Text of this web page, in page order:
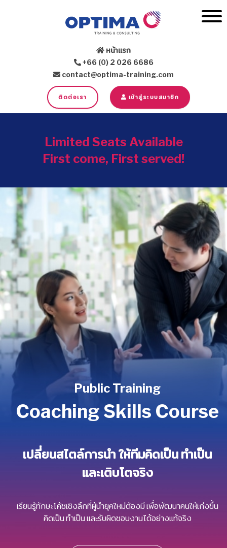
หน้าแรก
+66 (0) 2 026 6686
contact@optima-training.com
ติดต่อเรา เข้าสู่ระบบสมาชิก
Limited Seats Available
First come, First served!
Public Training
Coaching Skills Course
เปลี่ยนสไตล์การนำ ให้ทีมคิดเป็น ทำเป็น
และเติบโตจริง
เรียนรู้ทักษะโค้ชเชิงลึกที่ผู้นำยุคใหม่ต้องมี เพื่อพัฒนาคนให้เก่งขึ้น
คิดเป็น ทำเป็น และรับผิดชอบงานได้อย่างแท้จริง